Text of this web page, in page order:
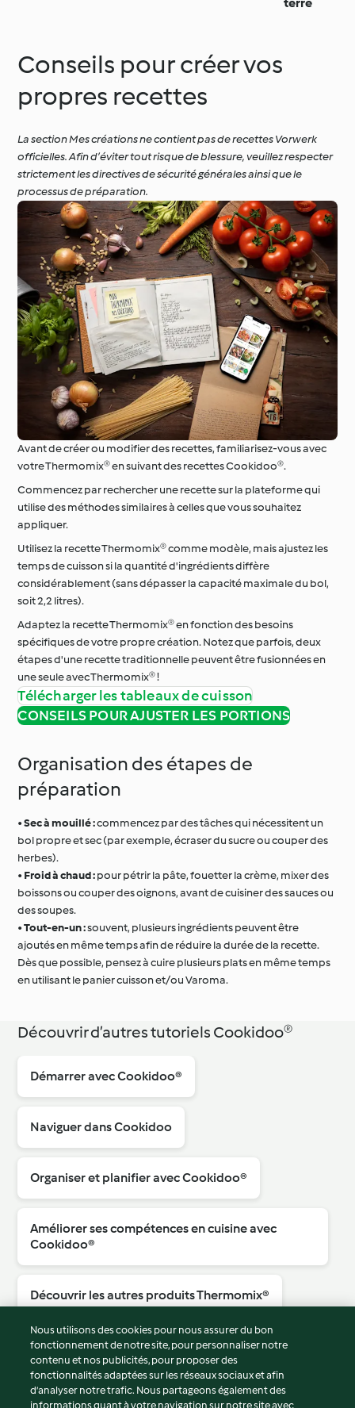
Conseils pour créer vos
propres recettes
La section Mes créations ne contient pas de recettes Vorwerk
officielles. Afin d’éviter tout risque de blessure, veuillez respecter
strictement les directives de sécurité générales ainsi que le
processus de préparation.
Avant de créer ou modifier des recettes, familiarisez-vous avec
votre Thermomix® en suivant des recettes Cookidoo®.
Commencez par rechercher une recette sur la plateforme qui
utilise des méthodes similaires à celles que vous souhaitez
appliquer.
Utilisez la recette Thermomix® comme modèle, mais ajustez les
temps de cuisson si la quantité d'ingrédients diffère
considérablement (sans dépasser la capacité maximale du bol,
soit 2,2 litres).
Adaptez la recette Thermomix® en fonction des besoins
spécifiques de votre propre création. Notez que parfois, deux
étapes d'une recette traditionnelle peuvent être fusionnées en
une seule avec Thermomix® !
Télécharger les tableaux de cuisson
CONSEILS POUR AJUSTER LES PORTIONS
Organisation des étapes de
préparation
•Sec à mouillé :commencez par des tâches qui nécessitent un
bol propre et sec (par exemple, écraser du sucre ou couper des
herbes).
• Froid à chaud :pour pétrir la pâte, fouetter la crème, mixer des
boissons ou couper des oignons, avant de cuisiner des sauces ou
des soupes.
•Tout-en-un :souvent, plusieurs ingrédients peuvent être
ajoutés en même temps afin de réduire la durée de la recette.
Dès que possible, pensez à cuire plusieurs plats en même temps
en utilisant le panier cuisson et/ou Varoma.
Découvrir d’autres tutoriels Cookidoo®
Démarrer avec Cookidoo®
Naviguer dans Cookidoo
Organiser et planifier avec Cookidoo®
Améliorer ses compétences en cuisine avec
Cookidoo®
Découvrir les autres produits Thermomix®
Afficher plus
© Copyright 2026
Nous utilisons des cookies pour nous assurer du bon
fonctionnement de notre site, pour personnaliser notre
contenu et nos publicités, pour proposer des
fonctionnalités adaptées sur les réseaux sociaux et afin
d’analyser notre trafic. Nous partageons également des
informations quant à votre navigation sur notre site avec